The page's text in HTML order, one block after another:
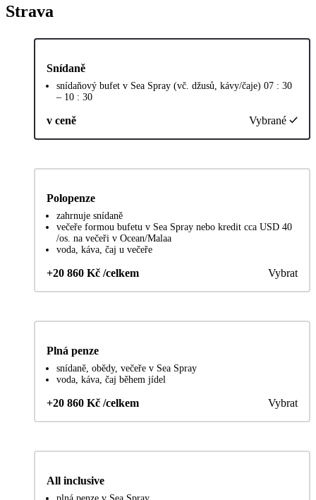
Strava
Snídaně
snídaňový bufet v Sea Spray (vč. džusů, kávy/čaje) 07 : 30
– 10 : 30
v ceně Vybrané
Polopenze
zahrnuje snídaně
večeře formou bufetu v Sea Spray nebo kredit cca USD 40
/os. na večeři v Ocean/Malaa
voda, káva, čaj u večeře
+20 860 Kč /celkem Vybrat
Plná penze
snídaně, obědy, večeře v Sea Spray
voda, káva, čaj během jídel
+20 860 Kč /celkem Vybrat
All inclusive